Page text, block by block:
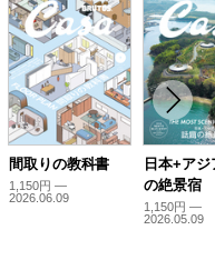
間取りの教科書
1,150円 —
2026.06.09
日本+アジ
の絶景宿
1,150円 —
2026.05.09